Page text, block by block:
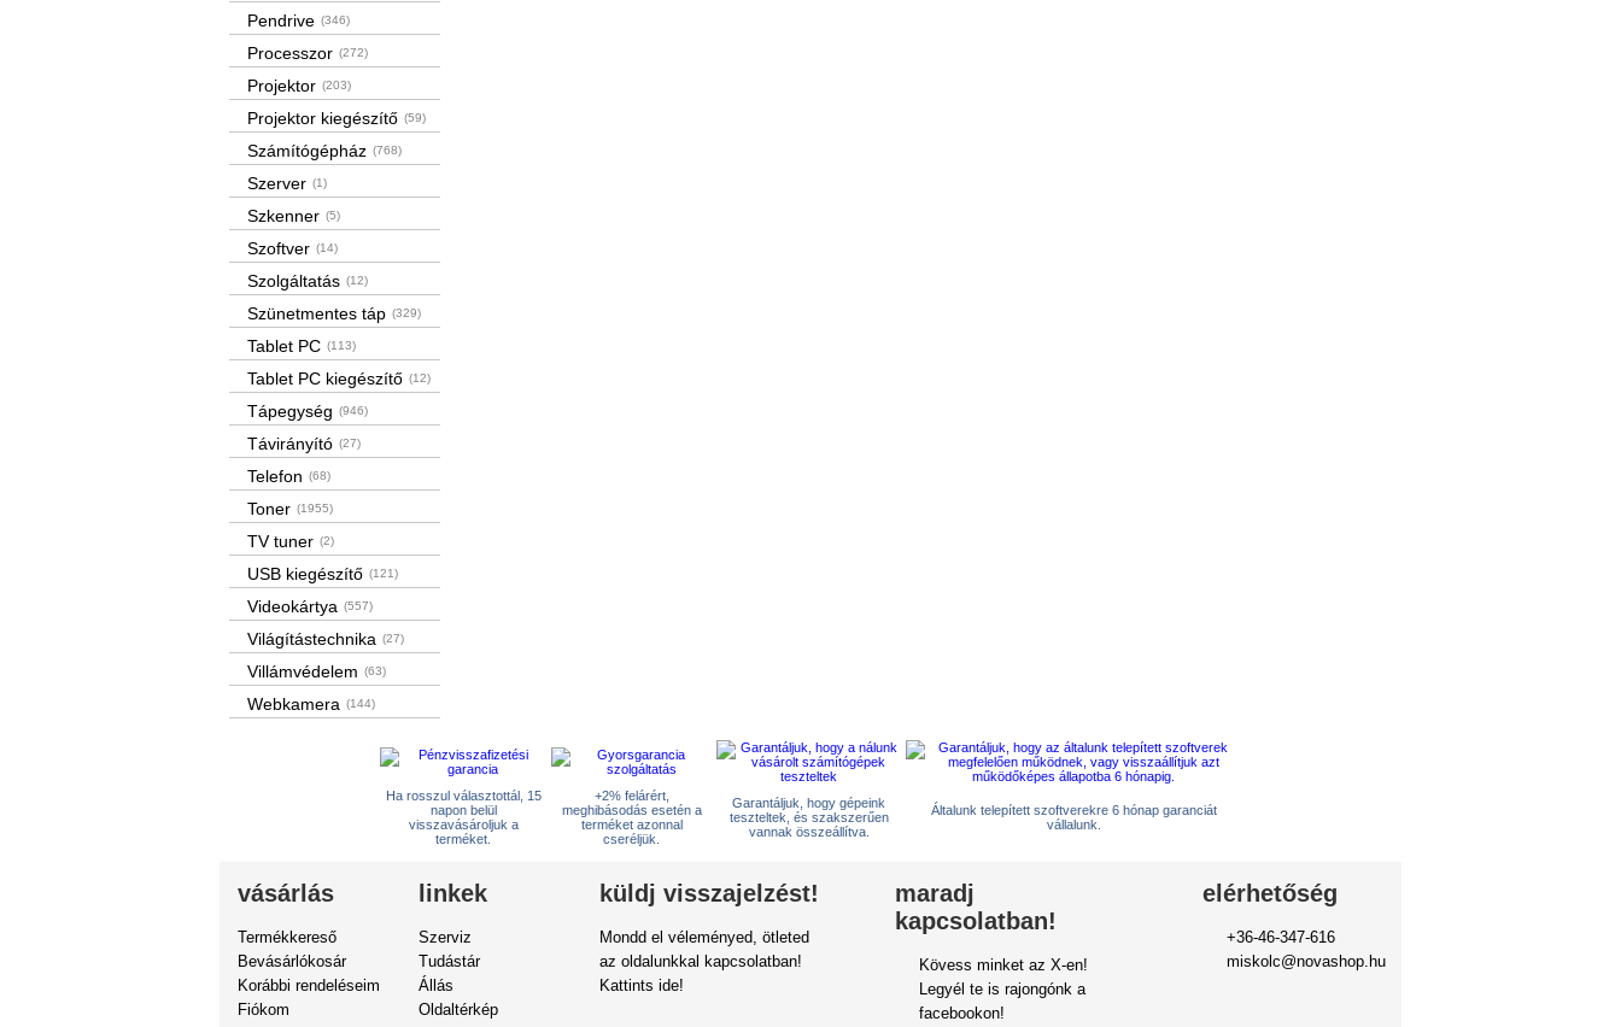
Pendrive (346)
Processzor (272)
Projektor (203)
Projektor kiegészítő (59)
Számítógépház (768)
Szerver (1)
Szkenner (5)
Szoftver (14)
Szolgáltatás (12)
Szünetmentes táp (329)
Tablet PC (113)
Tablet PC kiegészítő (12)
Tápegység (946)
Távirányító (27)
Telefon (68)
Toner (1955)
TV tuner (2)
USB kiegészítő (121)
Videokártya (557)
Világítástechnika (27)
Villámvédelem (63)
Webkamera (144)
Ha rosszul választottál, 15
napon belül
visszavásároljuk a
terméket.
+2% felárért,
meghibásodás esetén a
terméket azonnal
cseréljük.
Garantáljuk, hogy gépeink
teszteltek, és szakszerűen
vannak összeállítva.
Általunk telepített szoftverekre 6 hónap garanciát
vállalunk.
vásárlás
Termékkereső
Bevásárlókosár
Korábbi rendeléseim
Fiókom
linkek
Szerviz
Tudástár
Állás
Oldaltérkép
küldj visszajelzést!
Mondd el véleményed, ötleted
az oldalunkkal kapcsolatban!
Kattints ide!
maradj
kapcsolatban!
Kövess minket az X-en!
Legyél te is rajongónk a
facebookon!
elérhetőség
+36-46-347-616
miskolc@novashop.hu